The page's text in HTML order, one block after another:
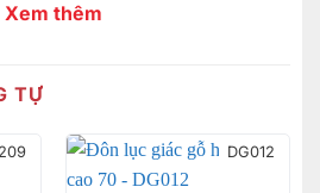
Xem thêm
TỰ
DG012